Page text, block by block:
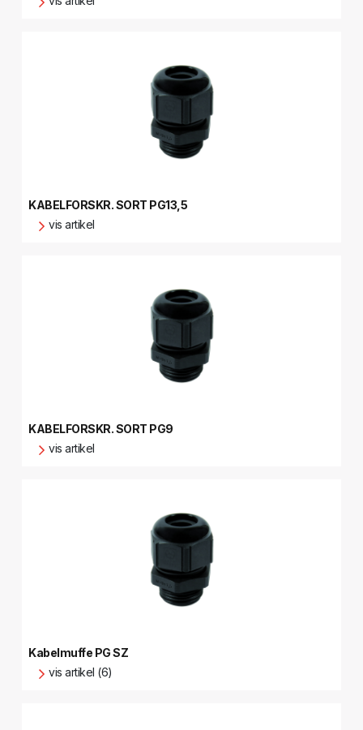
KABELFORSKR. SORT PG13,5
vis artikel
KABELFORSKR. SORT PG9
vis artikel
Kabelmuffe PG SZ
vis artikel (6)